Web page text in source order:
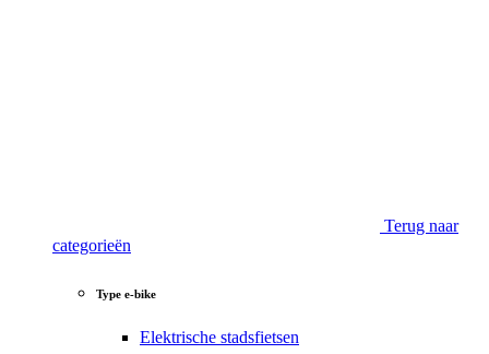
Terug naar
categorieën
Type e-bike
Elektrische stadsfietsen